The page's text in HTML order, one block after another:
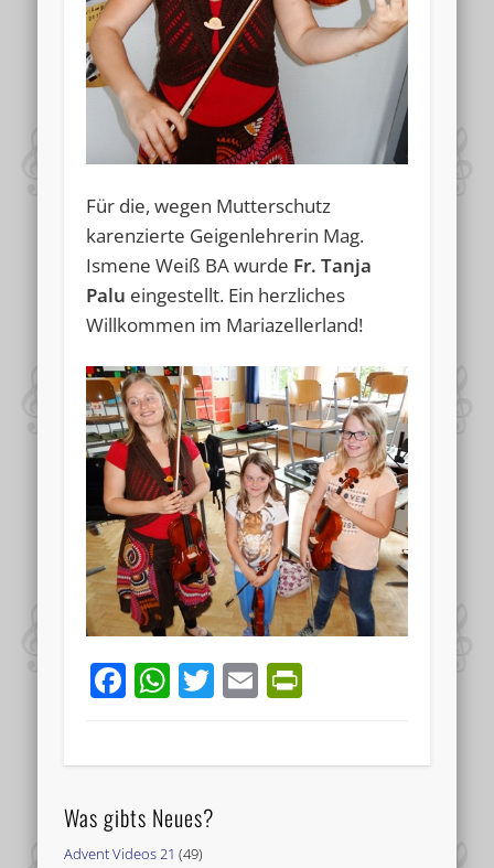
Für die, wegen Mutterschutz
karenzierte Geigenlehrerin Mag.
Ismene Weiß BA wurde Fr. Tanja
Palu eingestellt. Ein herzliches
Willkommen im Mariazellerland!
Facebook
WhatsApp
Twitter
Email
Was gibts Neues?
Advent Videos 21 (49)